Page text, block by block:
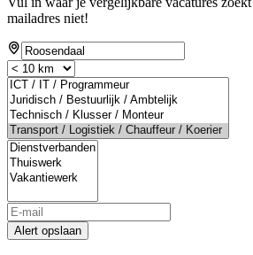
mailadres niet!
Alert opslaan